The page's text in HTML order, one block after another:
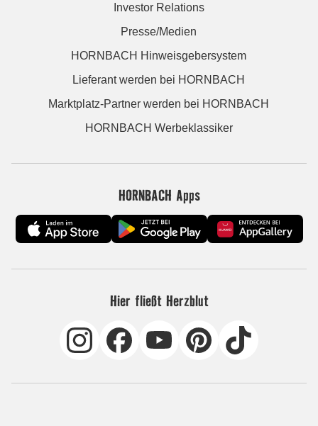
Investor Relations
Presse/Medien
HORNBACH Hinweisgebersystem
Lieferant werden bei HORNBACH
Marktplatz-Partner werden bei HORNBACH
HORNBACH Werbeklassiker
HORNBACH Apps
Hier fließt Herzblut